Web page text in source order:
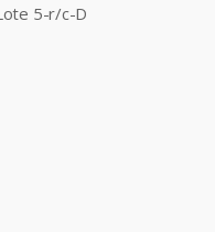
5-r/c-D